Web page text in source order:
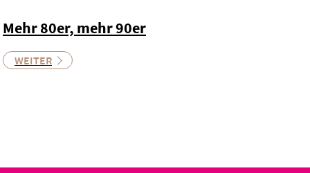
Mehr 80er, mehr 90er
WEITER